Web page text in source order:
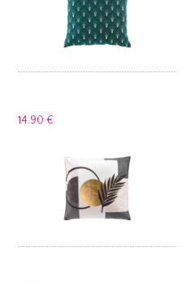
14.90 €